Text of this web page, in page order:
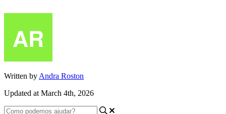
Written by Andra Roston
Updated at March 4th, 2026